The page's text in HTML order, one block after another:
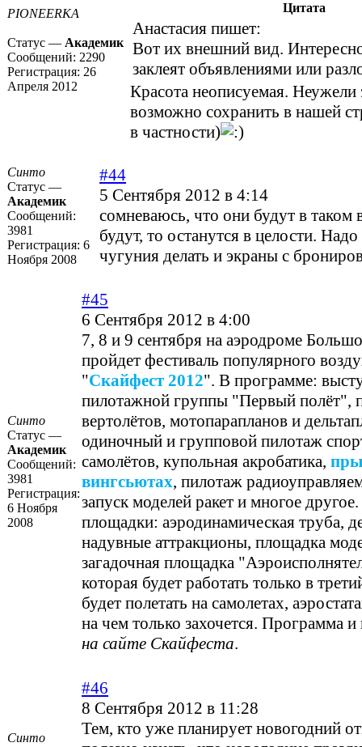
PIONEERKA
Статус — Академик
Сообщений: 2290
Регистрация: 26
Апреля 2012
Цитата
Анастасия пишет:
Вот их внешний вид.
заклеят объявлениями или
Красота неописуемая. Неужели
возможно сохранить в нашей
в частности)
Синто
Статус —
Академик
Сообщений:
3981
Регистрация: 6
Ноября 2008
#44
5 Сентября 2012 в 4:14
сомневаюсь, что они будут в таком
будут, то останутся в целости.
чугуния делать и экраны с
Синто
Статус —
Академик
Сообщений:
3981
Регистрация:
6 Ноября
2008
#45
6 Сентября 2012 в 4:00
7, 8 и 9 сентября на аэродроме
пройдет фестиваль популярного
"Скайфест 2012". В программе:
пилотажной группы "Первый полёт",
вертолётов, мотопарапланов и
одиночный и групповой пилотаж
самолётов, купольная акробатика,
вингсьютах, пилотаж
запуск моделей ракет и многое
площадки: аэродинамическая труба,
надувные аттракционы, площадка
загадочная площадка
которая будет работать только в
будет полетать на самолетах,
на чем только захочется. Программа
на сайте Скайфеста.
Синто
#46
8 Сентября 2012 в 11:28
Тем, кто уже планирует новогодний